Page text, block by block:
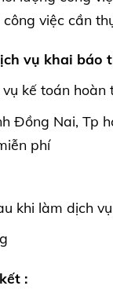
việc cần
vụ khai báo
kế toán hoàn
Đồng Nai, Tp
phí
khi làm dịch vụ
: